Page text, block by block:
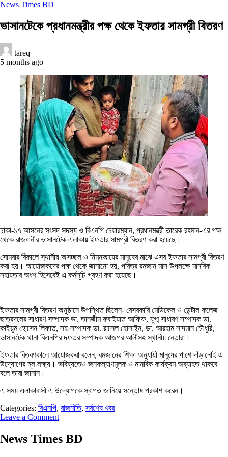
News Times BD
ভাসানটেকে প্রধানমন্ত্রীর পক্ষ থেকে ইফতার সামগ্রী বিতরণ
tareq
5 months ago
ঢাকা-১৭ আসনের সংসদ সদস্য ও বিএনপি চেয়ারম্যান, প্রধানমন্ত্রী তারেক রহমান-এর পক্ষ
থেকে রাজধানীর ভাসানটেক এলাকায় ইফতার সামগ্রী বিতরণ করা হয়েছে।
সোমবার বিকালে স্থানীয় অসচ্ছল ও নিম্নআয়ের মানুষের মাঝে এসব ইফতার সামগ্রী বিতরণ
করা হয়। আয়োজকদের পক্ষ থেকে জানানো হয়, পবিত্র রমজান মাস উপলক্ষে মানবিক
সহায়তার অংশ হিসেবেই এ কর্মসূচি গ্রহণ করা হয়েছে।
ইফতার সামগ্রী বিতরণ অনুষ্ঠানে উপস্থিত ছিলেন- বেসরকারি মেডিকেল ও ডেন্টাল কলেজ
ছাত্রদলের সাধারণ সম্পাদক ডা. তানজীম রুবাইয়াত আফিফ, যুগ্ম সাধারণ সম্পাদক ডা.
কাইয়ুম হোসেন লিফাত, সহ-সম্পাদক ডা. রাসেল হোসাইন, ডা. আরহাম সাদমান চৌধুরি,
ভাসানটেক থানা বিএনপির দফতর সম্পাদক আজগর আলীসহ স্থানীয় নেতারা।
ইফতার বিতরণকালে আয়োজকরা বলেন, রমজানের শিক্ষা অনুযায়ী মানুষের পাশে দাঁড়ানোই এ
উদ্যোগের মূল লক্ষ্য। ভবিষ্যতেও জনকল্যাণমূলক ও মানবিক কার্যক্রম অব্যাহত থাকবে
বলে তারা জানান।
এ সময় এলাকাবাসী এ উদ্যোগকে স্বাগত জানিয়ে সন্তোষ প্রকাশ করেন।
Categories: বিএনপি, রাজনীতি, সর্বশেষ খবর
Leave a Comment
News Times BD